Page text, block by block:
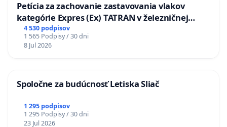
Petícia za zachovanie zastavovania vlakov
kategórie Expres (Ex) TATRAN v železničnej
stanici Púchov
4 530 podpisov
1 565 Podpisy / 30 dni
8 Jul 2026
Spoločne za budúcnosť Letiska Sliač
1 295 podpisov
1 295 Podpisy / 30 dni
23 Jul 2026